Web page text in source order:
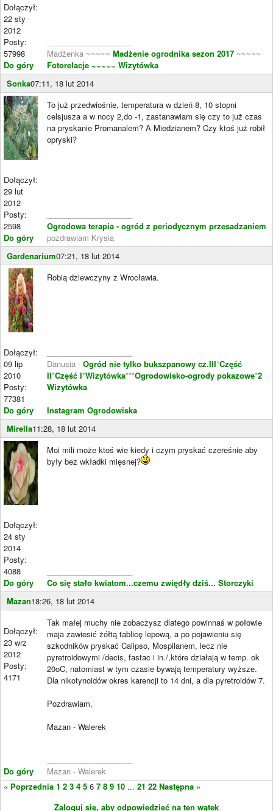
Dołączył:
22 sty
2012
Posty:
57998
Do góry
Madżenka ~~~~~ Madżenie ogrodnika sezon 2017 ~~~~~
Fotorelacje ~~~~~ Wizytówka
Sonka07:11, 18 lut 2014
Dołączył:
29 lut
2012
Posty:
2598
Do góry
To już przedwiośnie, temperatura w dzień 8, 10 stopni
celsjusza a w nocy 2,do -1, zastanawiam się czy to już czas
na pryskanie Promanalem? A Miedzianem? Czy ktoś już robił
opryski?
Ogrodowa terapia - ogród z periodycznym przesadzaniem
pozdrawiam Krysia
Gardenarium07:21, 18 lut 2014
Dołączył:
09 lip
2010
Posty:
77381
Do góry
Robią dziewczyny z Wrocławia.
Danusia - Ogród nie tylko bukszpanowy cz.III*Część
II*Część I*Wizytówka***Ogrodowisko-ogrody pokazowe*2
Wizytówka
Instagram Ogrodowiska
Mirella11:28, 18 lut 2014
Dołączył:
24 sty
2014
Posty:
4088
Do góry
Moi mili może ktoś wie kiedy i czym pryskać czereśnie aby
były bez wkładki mięsnej?
Co się stało kwiatom...czemu zwiędły dziś... Storczyki
Mazan18:26, 18 lut 2014
Dołączył:
23 wrz
2012
Posty:
4171
Do góry
Tak małej muchy nie zobaczysz dlatego powinnaś w połowie
maja zawiesić żółtą tablicę lepową, a po pojawieniu się
szkodników pryskać Calipso, Mospilanem, lecz nie
pyretroidowymi /decis, fastac i in./,które działają w temp. ok
20oC, natomiast w tym czasie bywają temperatury wyższe.
Dla nikotynoidów okres karencji to 14 dni, a dla pyretroidów 7.
Pozdrawiam,
Mazan - Walerek
Mazan - Walerek
« Poprzednia 1 2 3 4 5 6 7 8 9 10 ... 21 22 Następna »
Zaloguj się, aby odpowiedzieć na ten wątek